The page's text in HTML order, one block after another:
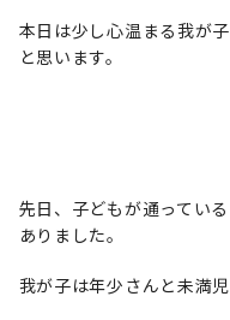
本日は少し心温まる我が
と思います。
先日、子どもが通ってい
ありました。
我が子は年少さんと未満